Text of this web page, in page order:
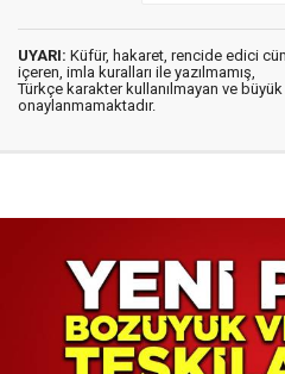
UYARI: Küfür, hakaret, rencide edici
içeren, imla kuralları ile yazılmamış,
Türkçe karakter kullanılmayan ve
onaylanmamaktadır.